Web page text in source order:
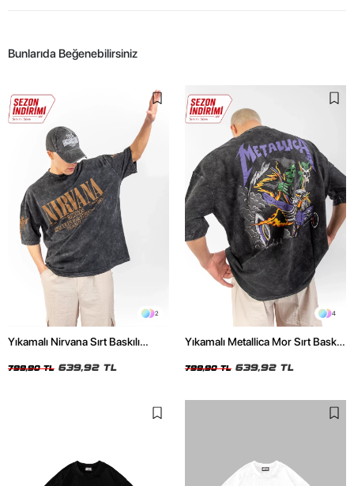
Bunlarıda Beğenebilirsiniz
2
Yıkamalı Nirvana Sırt Baskılı
799,90 TL 639,92 TL
4
Yıkamalı Metallica Mor Sırt Baskılı
799,90 TL 639,92 TL